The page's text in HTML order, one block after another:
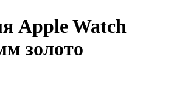
Apple Watch
золото